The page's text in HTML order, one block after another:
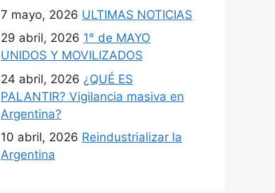
7 mayo, 2026 ULTIMAS NOTICIAS
29 abril, 2026 1° de MAYO
UNIDOS Y MOVILIZADOS
24 abril, 2026 ¿QUÉ ES
PALANTIR? Vigilancia masiva en
Argentina?
10 abril, 2026 Reindustrializar la
Argentina